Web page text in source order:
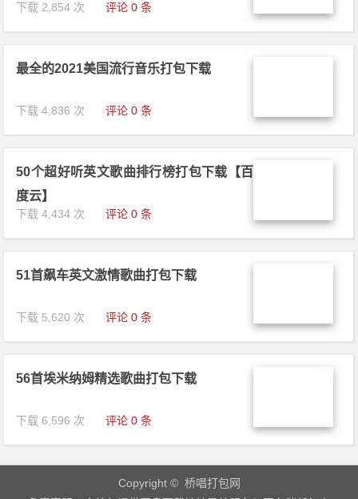
下载 2,854 次 评论 0 条
最全的2021美国流行音乐打包下载
下载 4,836 次 评论 0 条
50个超好听英文歌曲排行榜打包下载【百
度云】
下载 4,434 次 评论 0 条
51首飙车英文激情歌曲打包下载
下载 5,620 次 评论 0 条
56首埃米纳姆精选歌曲打包下载
下载 6,596 次 评论 0 条
Copyright © 桥唱打包网